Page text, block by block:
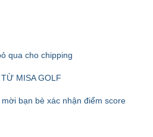
qua cho chipping
MISA GOLF
bạn bè xác nhận điểm score